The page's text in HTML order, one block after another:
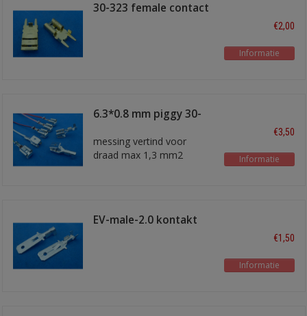
30-323 female contact
€2,00
Informatie
6.3*0.8 mm piggy 30-
messing vertind voor
draad max 1,3 mm2
€3,50
Informatie
EV-male-2.0 kontakt
€1,50
Informatie